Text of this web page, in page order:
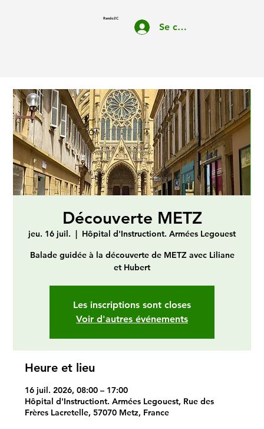
Rando2C
Se connecter
Découverte METZ
jeu. 16 juil.
  |
Hôpital d'Instructiont. Armées Legouest
Balade guidée à la découverte de METZ avec Liliane
et Hubert
Les inscriptions sont closes
Voir d'autres événements
Heure et lieu
16 juil. 2026, 08:00 – 17:00
Hôpital d'Instructiont. Armées Legouest, Rue des
Frères Lacretelle, 57070 Metz, France